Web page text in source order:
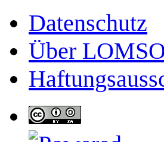
Datenschutz
Über